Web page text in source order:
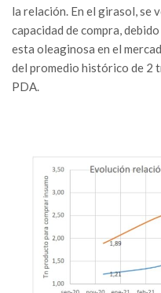
la relación. En el girasol, se
capacidad de compra,
esta oleaginosa en el
del promedio histórico de 2
PDA.